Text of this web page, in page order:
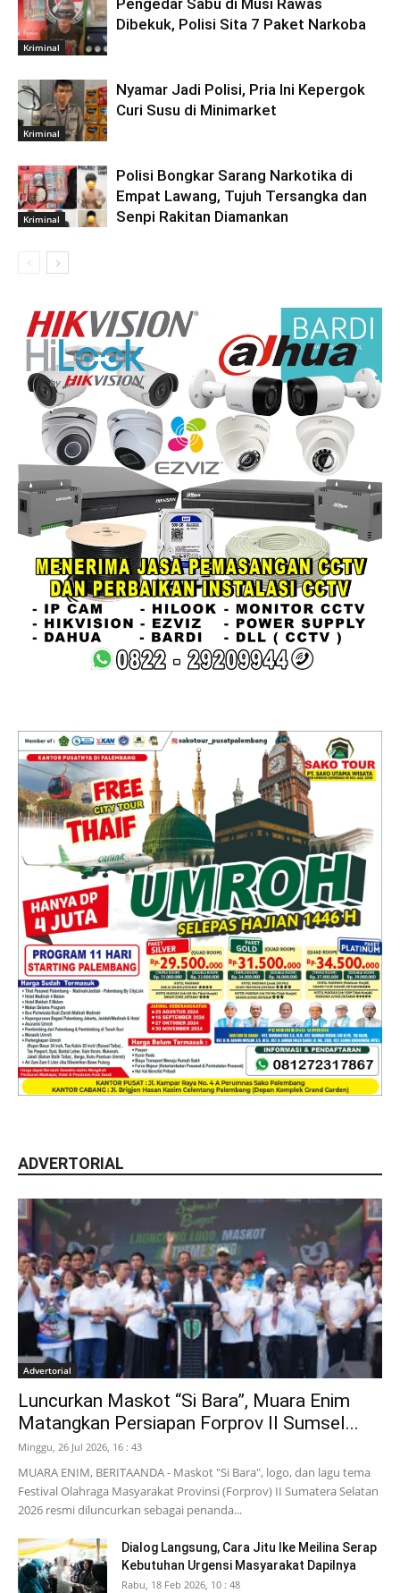
Kriminal
Dibekuk, Polisi Sita 7 Paket Narkoba
Kriminal
Nyamar Jadi Polisi, Pria Ini Kepergok
Curi Susu di Minimarket
Kriminal
Polisi Bongkar Sarang Narkotika di
Empat Lawang, Tujuh Tersangka dan
Senpi Rakitan Diamankan
ADVERTORIAL
Advertorial
Luncurkan Maskot “Si Bara”, Muara Enim
Matangkan Persiapan Forprov II Sumsel...
Minggu, 26 Jul 2026, 16 : 43
MUARA ENIM, BERITAANDA - Maskot "Si Bara", logo, dan lagu tema
Festival Olahraga Masyarakat Provinsi (Forprov) II Sumatera Selatan
2026 resmi diluncurkan sebagai penanda...
Dialog Langsung, Cara Jitu Ike Meilina Serap
Kebutuhan Urgensi Masyarakat Dapilnya
Rabu, 18 Feb 2026, 10 : 48